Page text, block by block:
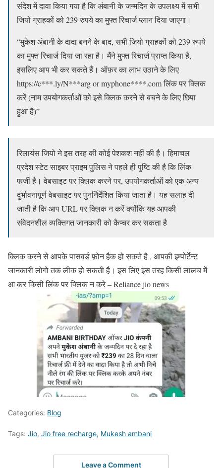
संदेश में दावा किया गया है कि अंबानी के जन्मदिन के उपलक्ष्य में सभी
जियो ग्राहकों को 239 रुपये का मुफ्त रिचार्ज प्लान दिया जाएगा।
“मुकेश अंबानी के दादा बनने के बाद, सभी जियो ग्राहकों को 239 रुपये
का मुफ्त रिचार्ज दिया जा रहा है। मैंने मुफ्त रिचार्ज प्राप्त किया है,
इसलिए आप भी कर सकते हैं। ऑफ़र का लाभ उठाने के लिए
https://c***.ly/N***arg or myphone****.com लिंक पर क्लिक
करें (नाम उपयोगकर्ताओं को इसे क्लिक करने से बचने के लिए छिपा
हुआ है)”
रिलायंस जियो ने इस तरह की कोई पेशकश नहीं की है। हिमाचल
प्रदेश स्टेट साइबर प्राइम पुलिस ने पहले ही पुष्टि की है कि लिंक
फर्जी है। वेबसाइट पर क्लिक करने पर, उपयोगकर्ताओं को एक अन्य
दुर्भावनापूर्ण वेबसाइट पर पुनर्निर्देशित किया जाता है। यह सलाह दी
जाती है कि आप URL पर क्लिक न करें क्योंकि यह आपकी
संवेदनशील व्यक्तिगत जानकारी को कैप्चर कर सकता है
क्लिक करने से आपके पासवर्ड फ़ोन हैक हो सकते है , आपकी इम्पोर्टेन्ट
जानकारी लोगो तक लीक हो सकती है। इस लिए इस तरह किसी लालच में
आ कर किसी लिंक पर क्लिक न करे – Reliance jio news
Categories: Blog
Tags: Jio, Jio free recharge, Mukesh ambani
Leave a Comment